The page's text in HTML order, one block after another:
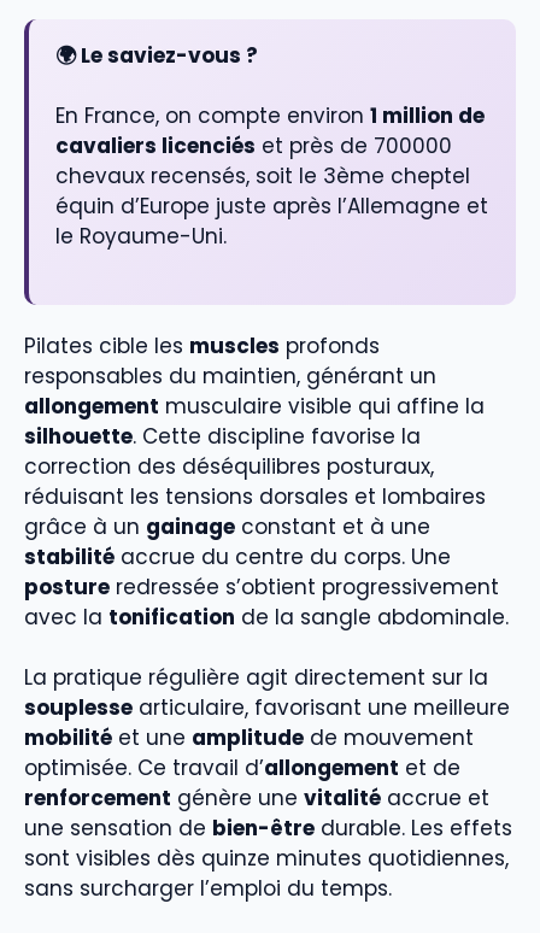
🌍 Le saviez-vous ?
En France, on compte environ 1 million de
cavaliers licenciés et près de 700000
chevaux recensés, soit le 3ème cheptel
équin d’Europe juste après l’Allemagne et
le Royaume-Uni.
Pilates cible les muscles profonds
responsables du maintien, générant un
allongement musculaire visible qui affine la
silhouette. Cette discipline favorise la
correction des déséquilibres posturaux,
réduisant les tensions dorsales et lombaires
grâce à un gainage constant et à une
stabilité accrue du centre du corps. Une
posture redressée s’obtient progressivement
avec la tonification de la sangle abdominale.
La pratique régulière agit directement sur la
souplesse articulaire, favorisant une meilleure
mobilité et une amplitude de mouvement
optimisée. Ce travail d’allongement et de
renforcement génère une vitalité accrue et
une sensation de bien-être durable. Les effets
sont visibles dès quinze minutes quotidiennes,
sans surcharger l’emploi du temps.